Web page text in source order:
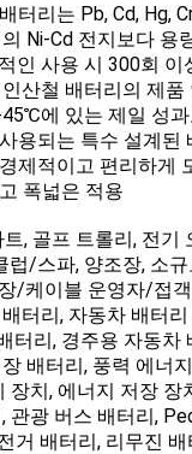
터리는 Pb, Cd, Hg,
Ni-Cd 전지보다
인 사용 시 300회
산철 배터리의 제
에 있는 제일 성과
용되는 특수 설계된
제적이고 편리하게
폭넓은 적용
, 골프 트롤리, 전기
럽/스파, 양조장, 소
/케이블 운영자/접
터리, 자동차 배터
터리, 경주용 자동차
배터리, 풍력 에너
장치, 에너지 저장
관광 버스 배터리,
거 배터리, 리무진